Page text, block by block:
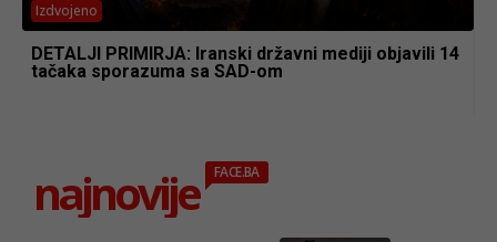
Izdvojeno
DETALJI PRIMIRJA: Iranski državni mediji objavili 14
tačaka sporazuma sa SAD-om
najnovije FACE.BA